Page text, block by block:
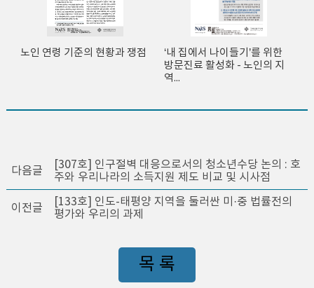
노인 연령 기준의 현황과 쟁점
‘내 집에서 나이들기’를 위한
방문진료 활성화 - 노인의 지
역...
다음글
[307호] 인구절벽 대응으로서의 청소년수당 논의 : 호
주와 우리나라의 소득지원 제도 비교 및 시사점
이전글
[133호] 인도-태평양 지역을 둘러싼 미·중 법률전의
평가와 우리의 과제
목 록